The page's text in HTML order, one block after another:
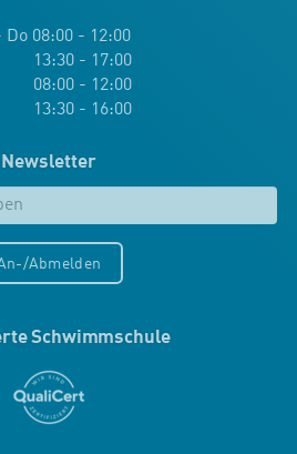
Do 08:00 - 12:00
- 17:00
- 12:00
- 16:00
Newsletter
Abmelden
Schwimmschule